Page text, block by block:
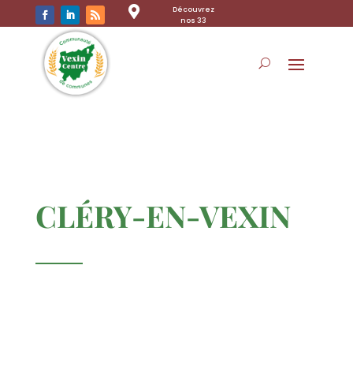

Découvrez
nos 33
CLÉRY-EN-VEXIN